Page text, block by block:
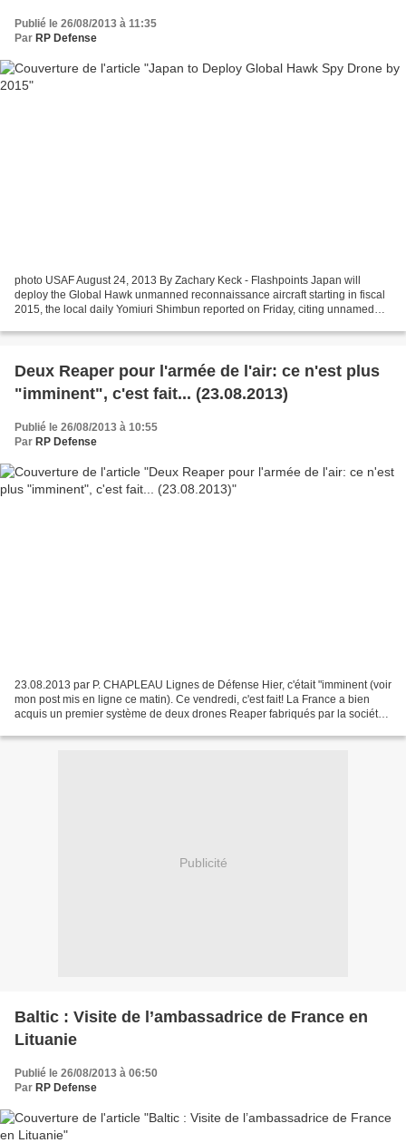
Publié le 26/08/2013 à 11:35
Par RP Defense
photo USAF August 24, 2013 By Zachary Keck - Flashpoints Japan will
deploy the Global Hawk unmanned reconnaissance aircraft starting in fiscal
2015, the local daily Yomiuri Shimbun reported on Friday, citing unnamed
Deux Reaper pour l'armée de l'air: ce n'est plus
"imminent", c'est fait... (23.08.2013)
Publié le 26/08/2013 à 10:55
Par RP Defense
23.08.2013 par P. CHAPLEAU Lignes de Défense Hier, c'était "imminent (voir
mon post mis en ligne ce matin). Ce vendredi, c'est fait! La France a bien
acquis un premier système de deux drones Reaper fabriqués par la société
Publicité
Baltic : Visite de l’ambassadrice de France en
Lituanie
Publié le 26/08/2013 à 06:50
Par RP Defense